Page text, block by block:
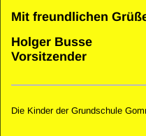
Mit freundlichen
Holger Busse
Vorsitzender
Die Kinder der Grundschule